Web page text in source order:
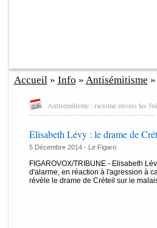
Accueil» Info » Antisémitisme »
Antisémitisme : racisme envers les
Elisabeth Lévy : le drame de
5 Décembre 2014 - Le Figaro
FIGAROVOX/TRIBUNE - Elisabeth
d'alarme, en réaction à l'agression à
révèle le drame de Créteil sur le